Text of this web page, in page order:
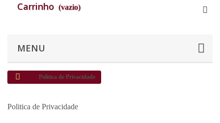
Carrinho (vazio)
MENU
Politica de Privacidade
Politica de Privacidade